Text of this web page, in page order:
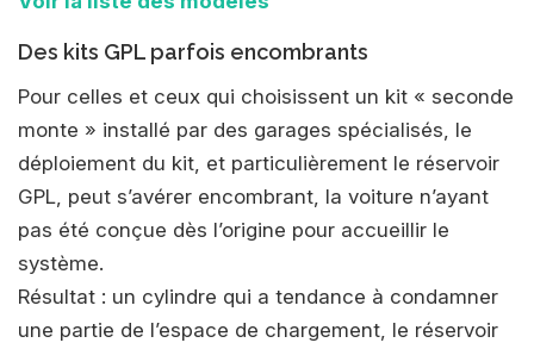
Des kits GPL parfois encombrants
Pour celles et ceux qui choisissent un kit « seconde
monte » installé par des garages spécialisés, le
déploiement du kit, et particulièrement le réservoir
GPL, peut s’avérer encombrant, la voiture n’ayant
pas été conçue dès l’origine pour accueillir le
système.
Résultat : un cylindre qui a tendance à condamner
une partie de l’espace de chargement, le réservoir